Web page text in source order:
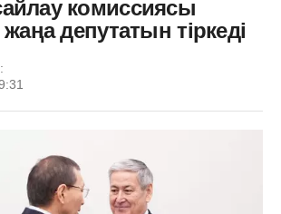
комиссиясы
жаңа депутатын тіркеді